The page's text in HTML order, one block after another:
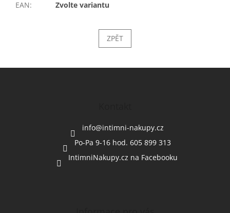
EAN: Zvolte variantu
ZPĚT
info@intimni-nakupy.cz
Po-Pa 9-16 hod. 605 899 313
IntimniNakupy.cz na Facebooku